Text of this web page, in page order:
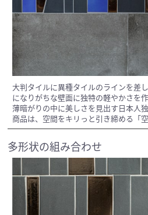
大判タイルに異種タイルのラインを差
になりがちな壁面に独特の軽やかさを作
薄暗がりの中に美しさを見出す日本人
商品は、空間をキリっと引き締める「
多形状の組み合わせ